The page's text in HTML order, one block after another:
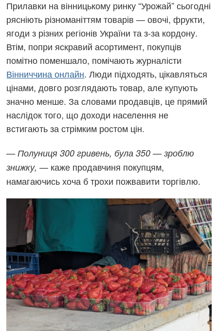
Прилавки на вінницькому ринку “Урожай” сьогодні
рясніють різноманіттям товарів — овочі, фрукти,
ягоди з різних регіонів України та з-за кордону.
Втім, попри яскравий асортимент, покупців
помітно поменшало, помічають журналісти
Вінниччина онлайн. Люди підходять, цікавляться
цінами, довго розглядають товар, але купують
значно менше. За словами продавців, це прямий
наслідок того, що доходи населення не
встигають за стрімким ростом цін.
— Полуниця 300 гривень, була 350 — зроблю
знижку, — каже продавчиня покупцям,
намагаючись хоча б трохи пожвавити торгівлю.